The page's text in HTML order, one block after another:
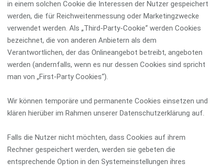
in einem solchen Cookie die Interessen der Nutzer gespeichert
werden, die für Reichweitenmessung oder Marketingzwecke
verwendet werden. Als „Third-Party-Cookie“ werden Cookies
bezeichnet, die von anderen Anbietern als dem
Verantwortlichen, der das Onlineangebot betreibt, angeboten
werden (andernfalls, wenn es nur dessen Cookies sind spricht
man von „First-Party Cookies“).
Wir können temporäre und permanente Cookies einsetzen und
klären hierüber im Rahmen unserer Datenschutzerklärung auf.
Falls die Nutzer nicht möchten, dass Cookies auf ihrem
Rechner gespeichert werden, werden sie gebeten die
entsprechende Option in den Systemeinstellungen ihres